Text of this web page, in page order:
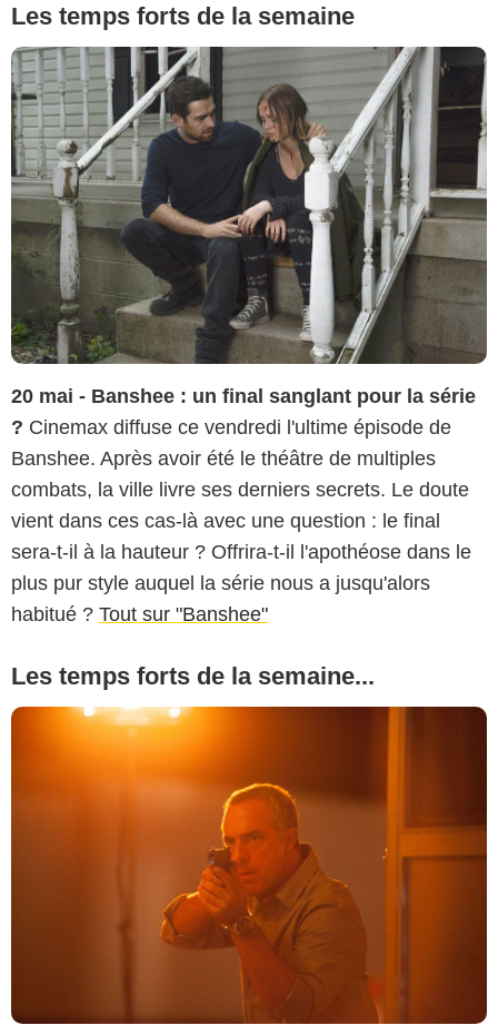
Les temps forts de la semaine
20 mai - Banshee : un final sanglant pour la série
? Cinemax diffuse ce vendredi l'ultime épisode de
Banshee. Après avoir été le théâtre de multiples
combats, la ville livre ses derniers secrets. Le doute
vient dans ces cas-là avec une question : le final
sera-t-il à la hauteur ? Offrira-t-il l'apothéose dans le
plus pur style auquel la série nous a jusqu'alors
habitué ? Tout sur "Banshee"
Les temps forts de la semaine...